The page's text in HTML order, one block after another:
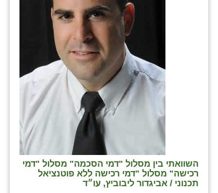
השוואתי בין מסלול "דמי הסכמה" מסלול "דמי
רכישה" מסלול "דמי רכישה ללא פוטנציאל
תכנוני / אביגדור ליבוביץ, עו״ד
גנות
ורד יריחו